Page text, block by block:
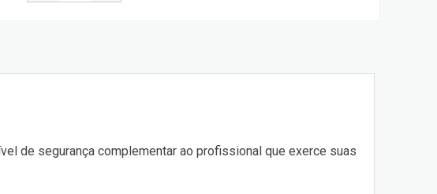
de segurança complementar ao profissional que exerce suas